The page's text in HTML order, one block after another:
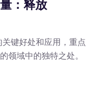
：释放
键好处和应用，重点
领域中的独特之处。